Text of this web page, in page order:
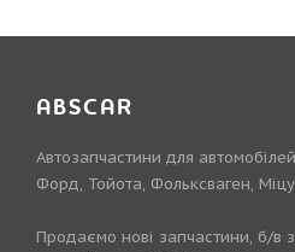
ABSCAR
Автозапчастини для автомобілей
Форд, Тойота, Фольксваген,
Продаємо нові запчастини, б/в